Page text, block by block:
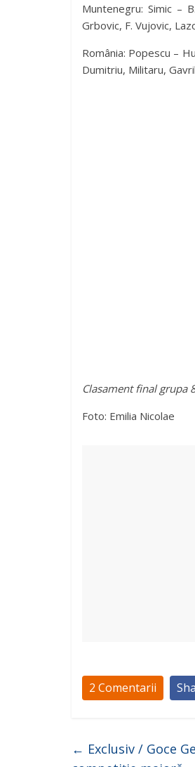
Muntenegru: Simic –
Grbovic, F. Vujovic,
România: Popescu –
Dumitriu, Militaru,
Clasament final grupa
Foto: Emilia Nicolae
2 Comentarii
← Exclusiv / Goce